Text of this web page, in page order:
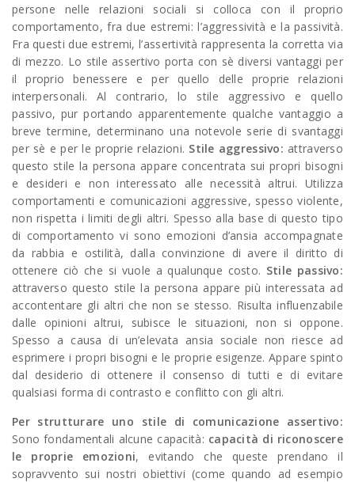
persone nelle relazioni sociali si colloca con il proprio
comportamento, fra due estremi: l’aggressività e la passività.
Fra questi due estremi, l’assertività rappresenta la corretta via
di mezzo. Lo stile assertivo porta con sè diversi vantaggi per
il proprio benessere e per quello delle proprie relazioni
interpersonali. Al contrario, lo stile aggressivo e quello
passivo, pur portando apparentemente qualche vantaggio a
breve termine, determinano una notevole serie di svantaggi
per sè e per le proprie relazioni. Stile aggressivo: attraverso
questo stile la persona appare concentrata sui propri bisogni
e desideri e non interessato alle necessità altrui. Utilizza
comportamenti e comunicazioni aggressive, spesso violente,
non rispetta i limiti degli altri. Spesso alla base di questo tipo
di comportamento vi sono emozioni d’ansia accompagnate
da rabbia e ostilità, dalla convinzione di avere il diritto di
ottenere ciò che si vuole a qualunque costo. Stile passivo:
attraverso questo stile la persona appare più interessata ad
accontentare gli altri che non se stesso. Risulta influenzabile
dalle opinioni altrui, subisce le situazioni, non si oppone.
Spesso a causa di un’elevata ansia sociale non riesce ad
esprimere i propri bisogni e le proprie esigenze. Appare spinto
dal desiderio di ottenere il consenso di tutti e di evitare
qualsiasi forma di contrasto e conflitto con gli altri.
Per strutturare uno stile di comunicazione assertivo:
Sono fondamentali alcune capacità: capacità di riconoscere
le proprie emozioni, evitando che queste prendano il
sopravvento sui nostri obiettivi (come quando ad esempio